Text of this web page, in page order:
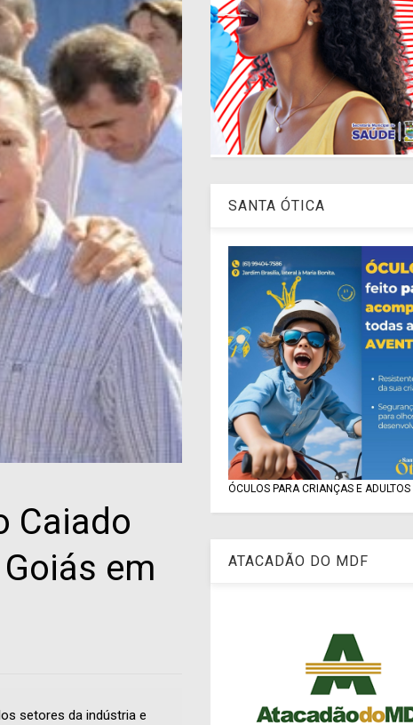
Caiado
em
setores da indústria e
SANTA ÓTICA
ÓCULOS PARA CRIANÇAS E ADULTOS
ATACADÃO DO MDF